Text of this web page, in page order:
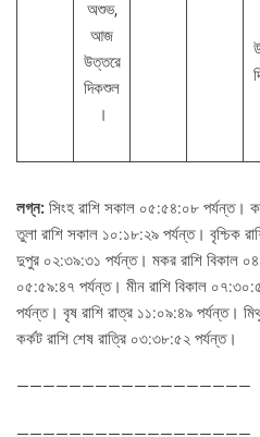
অশুভ,
আজ
উত্তরে
দিকশুল
।
লগ্ন: সিংহ রাশি সকাল ০৫:৫৪:০৮ পর্যন্ত।
তুলা রাশি সকাল ১০:১৮:২৯ পর্যন্ত। বৃশ্চিক
দুপুর ০২:৩৯:৩১ পর্যন্ত। মকর রাশি বিকাল
০৫:৫৯:৪৭ পর্যন্ত। মীন রাশি বিকাল
পর্যন্ত। বৃষ রাশি রাত্র ১১:০৯:৪৯ পর্যন্ত।
কর্কট রাশি শেষ রাত্রি ০৩:৩৮:৫২ পর্যন্ত।
——————————————————